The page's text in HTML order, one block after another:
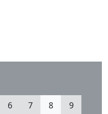
6 7 8
9